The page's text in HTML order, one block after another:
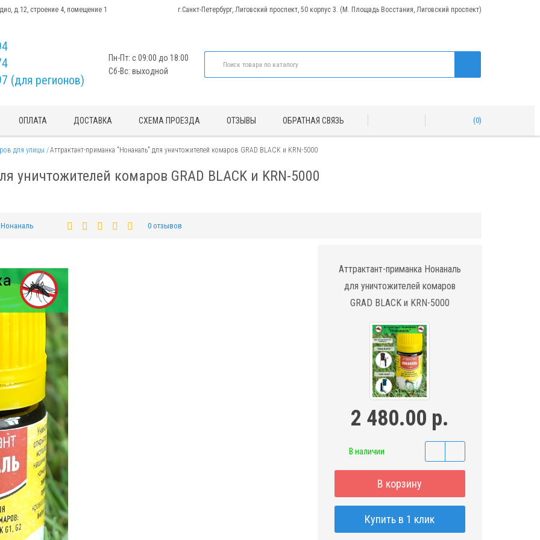
д.12, строение 4, помещение 1 г.Санкт-Петербург, Лиговский проспект, 50 корпус 3. (М. Площадь Восстания, Лиговский проспект)
(для регионов)
Пн-Пт: с 09:00 до 18:00
Сб-Вс: выходной
ОПЛАТА ДОСТАВКА СХЕМА ПРОЕЗДА ОТЗЫВЫ ОБРАТНАЯ СВЯЗЬ 0
для улицы Аттрактант-приманка "Нонаналь" для уничтожителей комаров GRAD BLACK и KRN-5000
уничтожителей комаров GRAD BLACK и KRN-5000
Нонаналь 0 отзывов
Аттрактант-приманка Нонаналь
для уничтожителей комаров
GRAD BLACK и KRN-5000
2 480.00 р.
В наличии
В корзину
Купить в 1 клик